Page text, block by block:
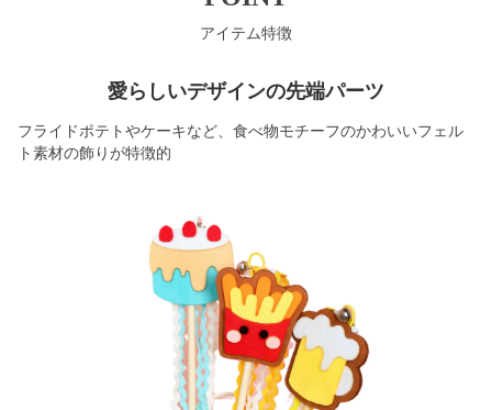
アイテム特徴
愛らしいデザインの先端パーツ
フライドポテトやケーキなど、食べ物モチーフのかわいいフェル
ト素材の飾りが特徴的